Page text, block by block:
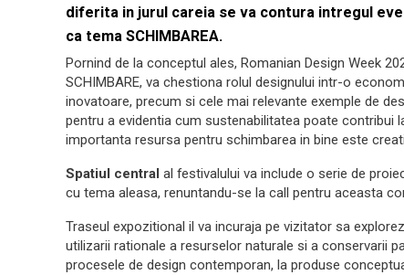
diferita in jurul careia se va contura intregul
ca tema SCHIMBAREA.
Pornind de la conceptul ales, Romanian Design Week
SCHIMBARE, va chestiona rolul designului intr-o
inovatoare, precum si cele mai relevante exemple de
pentru a evidentia cum sustenabilitatea poate contribui
importanta resursa pentru schimbarea in bine este
Spatiul central al festivalului va include o serie de
cu tema aleasa, renuntandu-se la call pentru aceasta
Traseul expozitional il va incuraja pe vizitator sa
utilizarii rationale a resurselor naturale si a conservarii
procesele de design contemporan, la produse